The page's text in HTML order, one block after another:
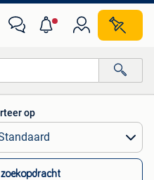
op